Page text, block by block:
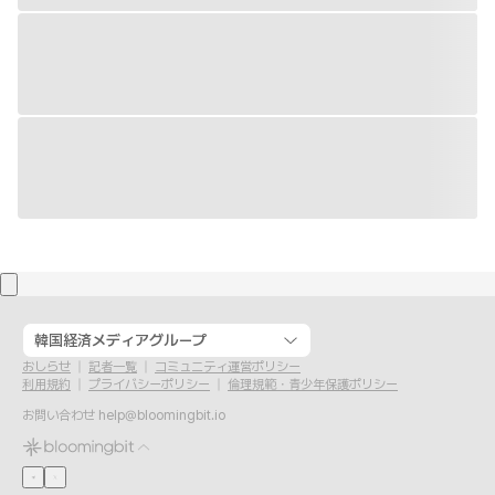
韓国経済メディアグループ
おしらせ 記者一覧
コミュニティ運営ポリシー
利用規約
プライバシーポリシー
倫理規範・青少年保護ポリシー
お問い合わせ help@bloomingbit.io